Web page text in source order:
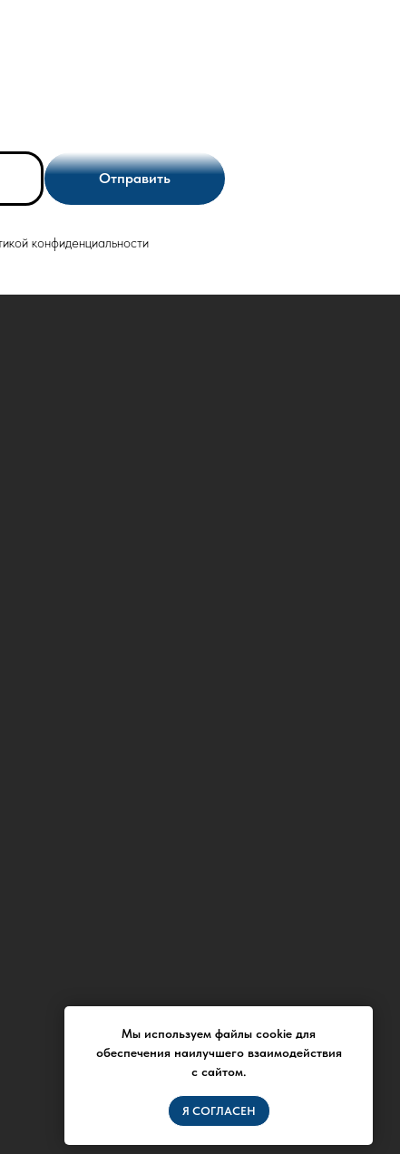
Отправить
конфиденциальности
Мы используем файлы cookie для
обеспечения наилучшего взаимодействия
с сайтом.
Я СОГЛАСЕН